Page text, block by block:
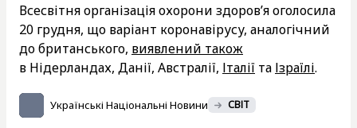
Всесвітня організація охорони здоров’я оголосила
20 грудня, що варіант коронавірусу, аналогічний
до британського, виявлений також
в Нідерландах, Данії, Австралії, Італії та Ізраїлі.
Українські Національні Новини СВІТ